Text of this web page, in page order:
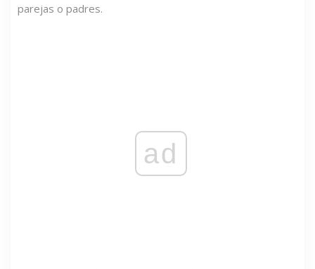
parejas o padres.
ad